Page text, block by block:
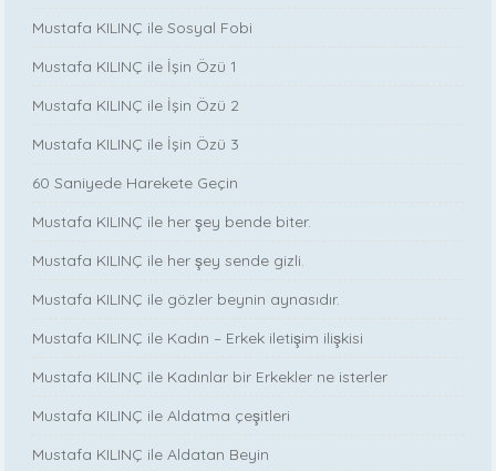
Mustafa KILINÇ ile Sosyal Fobi
Mustafa KILINÇ ile İşin Özü 1
Mustafa KILINÇ ile İşin Özü 2
Mustafa KILINÇ ile İşin Özü 3
60 Saniyede Harekete Geçin
Mustafa KILINÇ ile her şey bende biter.
Mustafa KILINÇ ile her şey sende gizli.
Mustafa KILINÇ ile gözler beynin aynasıdır.
Mustafa KILINÇ ile Kadın – Erkek iletişim ilişkisi
Mustafa KILINÇ ile Kadınlar bir Erkekler ne isterler
Mustafa KILINÇ ile Aldatma çeşitleri
Mustafa KILINÇ ile Aldatan Beyin